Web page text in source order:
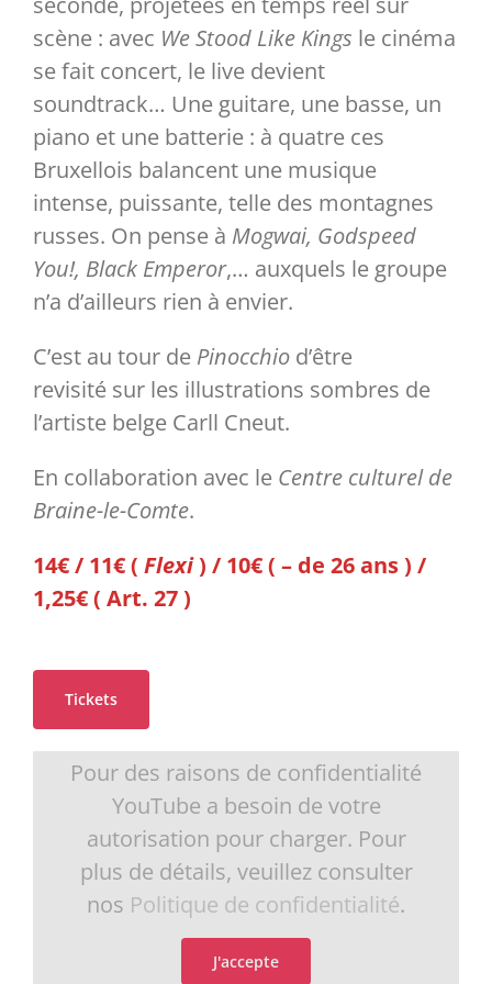
Partenaires
scène : avec We Stood Like Kings le cinéma
se fait concert, le live devient
soundtrack… Une guitare, une basse, un
piano et une batterie : à quatre ces
Bruxellois balancent une musique
intense, puissante, telle des montagnes
russes. On pense à Mogwai, Godspeed
You!, Black Emperor,… auxquels le groupe
n’a d’ailleurs rien à envier.
C’est au tour de Pinocchio d’être
revisité sur les illustrations sombres de
l’artiste belge Carll Cneut.
En collaboration avec le Centre culturel de
Braine-le-Comte.
14€ / 11€ ( Flexi) / 10€ ( – de 26 ans ) /
1,25€ ( Art. 27 )
Tickets
Pour des raisons de confidentialité
YouTube a besoin de votre
autorisation pour charger. Pour
plus de détails, veuillez consulter
nos Politique de confidentialité.
J'accepte